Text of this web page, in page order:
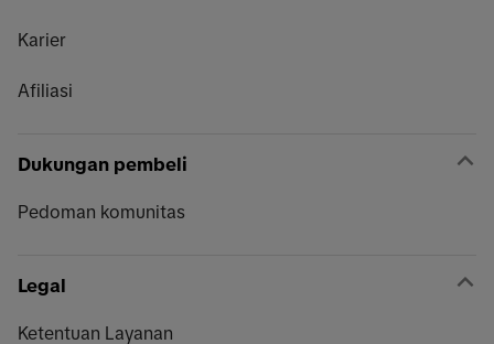
Karier
Afiliasi
Dukungan pembeli
Pedoman komunitas
Legal
Ketentuan Layanan